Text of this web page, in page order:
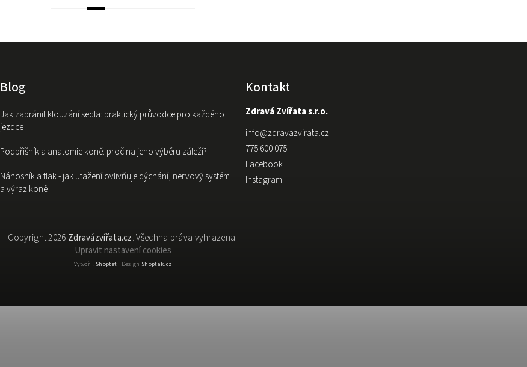
Blog
Jak zabránit klouzání sedla: praktický průvodce pro každého
jezdce
Podbřišník a anatomie koně: proč na jeho výběru záleží?
Nánosník a tlak - jak utažení ovlivňuje dýchání, nervový systém
a výraz koně
Kontakt
Zdravá Zvířata s.r.o.
info@zdravazvirata.cz
775 600 075
Facebook
Instagram
Copyright 2026 Zdravázvířata.cz. Všechna práva vyhrazena.
Upravit nastavení cookies
Vytvořil Shoptet| Design Shoptak.cz